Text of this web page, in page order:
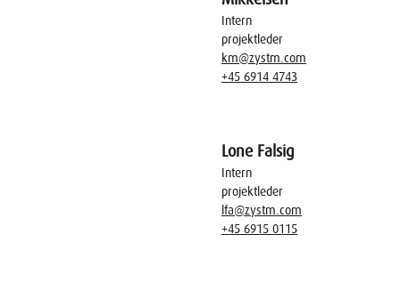
Intern
projektleder
km@zystm.com
+45 6914 4743
Lone Falsig
Intern
projektleder
lfa@zystm.com
+45 6915 0115